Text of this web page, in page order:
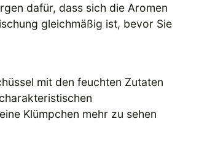
dafür, dass sich die Aromen
gleichmäßig ist, bevor Sie
mit den feuchten Zutaten
Klümpchen mehr zu sehen